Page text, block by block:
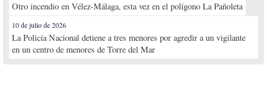
Otro incendio en Vélez-Málaga, esta vez en el polígono La Pañoleta
10 de julio de 2026
La Policía Nacional detiene a tres menores por agredir a un vigilante
en un centro de menores de Torre del Mar